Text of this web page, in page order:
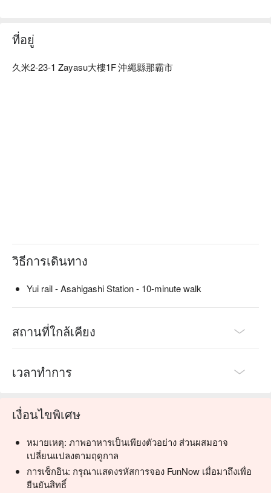
【Signature Dishes】
Sakura Course｜A curated selection of seasonal sashimi,
flavor
ที่อยู่
久米2-23-1 Zayasu大樓1F 沖繩縣那霸市
วิธีการเดินทาง
Yui rail - Asahigashi Station - 10-minute walk
สถานที่ใกล้เคียง
เวลาทำการ
เงื่อนไขพิเศษ
หมายเหตุ: ภาพอาหารเป็นเพียงตัวอย่าง ส่วนผสมอาจ
เปลี่ยนแปลงตามฤดูกาล
การเช็กอิน: กรุณาแสดงรหัสการจอง FunNow เมื่อมาถึงเพื่อ
ยืนยันสิทธิ์